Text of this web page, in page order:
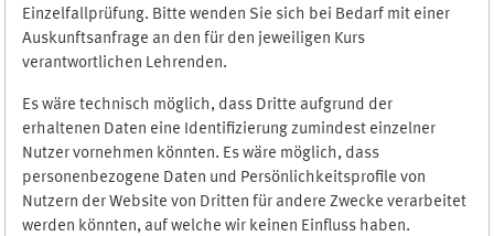
Einzelfallprüfung. Bitte wenden Sie sich bei Bedarf mit einer
Auskunftsanfrage an den für den jeweiligen Kurs
verantwortlichen Lehrenden.
Es wäre technisch möglich, dass Dritte aufgrund der
erhaltenen Daten eine Identifizierung zumindest einzelner
Nutzer vornehmen könnten. Es wäre möglich, dass
personenbezogene Daten und Persönlichkeitsprofile von
Nutzern der Website von Dritten für andere Zwecke verarbeitet
werden könnten, auf welche wir keinen Einfluss haben.